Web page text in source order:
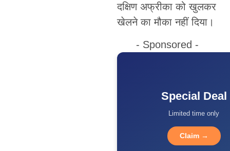
दक्षिण अफ्रीका को खुलकर
खेलने का मौका नहीं दिया।
- Sponsored -
Special Deal
Limited time only
Claim →